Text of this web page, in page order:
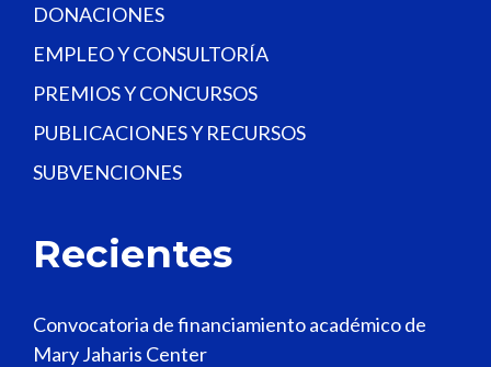
DONACIONES
EMPLEO Y CONSULTORÍA
PREMIOS Y CONCURSOS
PUBLICACIONES Y RECURSOS
SUBVENCIONES
Recientes
Convocatoria de financiamiento académico de
Mary Jaharis Center